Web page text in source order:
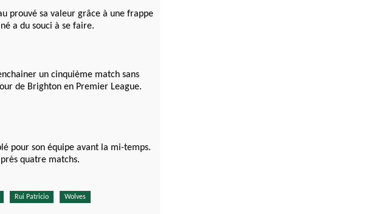
prouvé sa valeur grâce à une frappe
a du souci à se faire.
un cinquième match sans
de Brighton en Premier League.
pour son équipe avant la mi-temps.
quatre matchs.
Rui Patricio Wolves